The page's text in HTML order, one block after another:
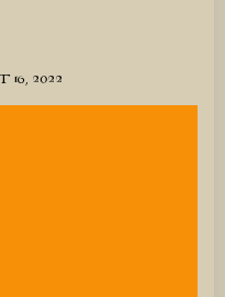
16, 2022